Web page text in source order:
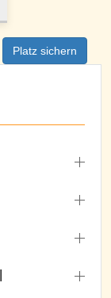
Platz sichern